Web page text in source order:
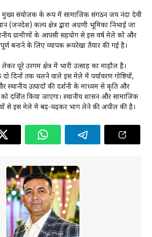
के मुख्य संयोजक के रूप में सामाजिक संगठन जय नंदा देवी
(जनदेश) कल्प क्षेत्र द्वारा अग्रणी भूमिका निभाई जा
ग्रामीणों के आपसी सहयोग से इस वर्ष मेले को और
बनाने के लिए व्यापक रूपरेखा तैयार की गई है।
पूरे उरगम क्षेत्र में भारी उत्साह का माहौल है।
दिनों तक चलने वाले इस मेले में पर्यावरण गोष्ठियों,
स्थानीय उत्पादों की प्रदर्शनी के माध्यम से प्रकृति और
किया जाएगा। स्थानीय प्रशासन और सामाजिक
से इस मेले में बढ़-चढ़कर भाग लेने की अपील की है।